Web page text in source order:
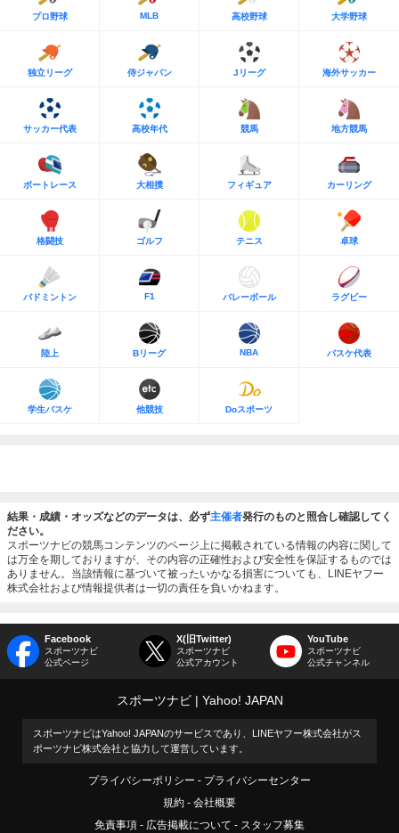
プロ野球 MLB 高校野球 大学野球
独立リーグ 侍ジャパン Jリーグ 海外サッカー
サッカー代表 高校年代 競馬 地方競馬
ボートレース 大相撲 フィギュア カーリング
格闘技 ゴルフ テニス 卓球
バドミントン F1 バレーボール ラグビー
陸上 Bリーグ NBA バスケ代表
学生バスケ 他競技 Doスポーツ
結果・成績・オッズなどのデータは、必ず主催者発行のものと照合し確認してく
ださい。
スポーツナビの競馬コンテンツのページ上に掲載されている情報の内容に関して
は万全を期しておりますが、その内容の正確性および安全性を保証するものでは
ありません。当該情報に基づいて被ったいかなる損害についても、LINEヤフー
株式会社および情報提供者は一切の責任を負いかねます。
Facebook
スポーツナビ
公式ページ
X(旧Twitter)
スポーツナビ
公式アカウント
YouTube
スポーツナビ
公式チャンネル
スポーツナビ Yahoo! JAPAN
スポーツナビはYahoo! JAPANのサービスであり、LINEヤフー株式会社がス
ポーツナビ株式会社と協力して運営しています。
プライバシーポリシー
プライバシーセンター
規約
会社概要
免責事項
広告掲載について スタッフ募集